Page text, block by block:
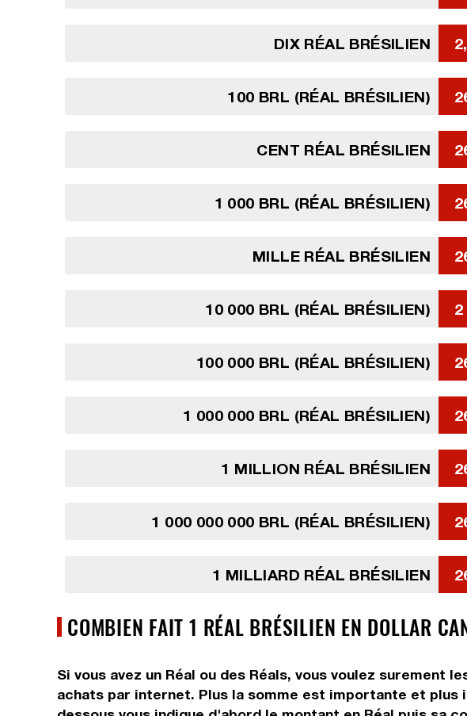
DIX RÉAL BRÉSILIEN
100 BRL (RÉAL BRÉSILIEN)
CENT RÉAL BRÉSILIEN
1 000 BRL (RÉAL BRÉSILIEN)
MILLE RÉAL BRÉSILIEN
10 000 BRL (RÉAL BRÉSILIEN) 2
100 000 BRL (RÉAL BRÉSILIEN)
1 000 000 BRL (RÉAL BRÉSILIEN)
1 MILLION RÉAL BRÉSILIEN
1 000 000 000 BRL (RÉAL BRÉSILIEN)
1 MILLIARD RÉAL BRÉSILIEN
COMBIEN FAIT 1 RÉAL BRÉSILIEN EN DOLLAR
Si vous avez un Réal ou des Réals, vous voulez
achats par internet. Plus la somme est importante et